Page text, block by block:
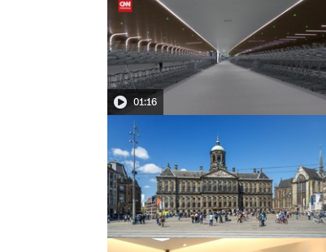
01:16